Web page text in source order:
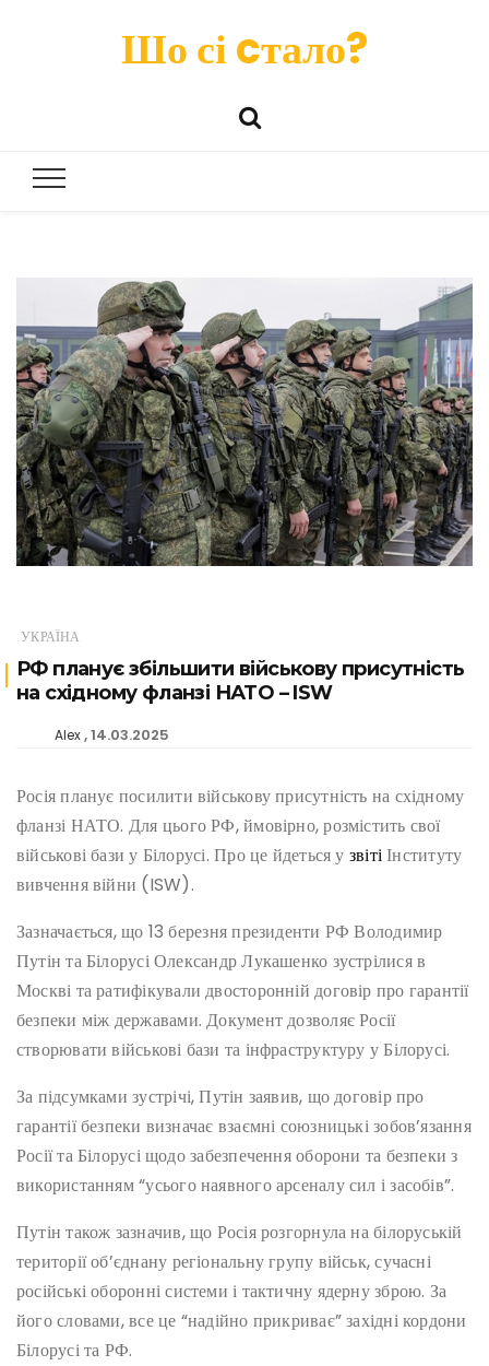
Шо сі cтало?
УКРАЇНА
РФ планує збільшити військову присутність
на східному фланзі НАТО – ISW
Alex 14.03.2025
Росія планує посилити військову присутність на східному
фланзі НАТО. Для цього РФ, ймовірно, розмістить свої
військові бази у Білорусі. Про це йдеться у звітіІнституту
вивчення війни (ISW).
Зазначається, що 13 березня президенти РФ Володимир
Путін та Білорусі Олександр Лукашенко зустрілися в
Москві та ратифікували двосторонній договір про гарантії
безпеки між державами. Документ дозволяє Росії
створювати військові бази та інфраструктуру у Білорусі.
За підсумками зустрічі, Путін заявив, що договір про
гарантії безпеки визначає взаємні союзницькі зобов’язання
Росії та Білорусі щодо забезпечення оборони та безпеки з
використанням “усього наявного арсеналу сил і засобів”.
Путін також зазначив, що Росія розгорнула на білоруській
території об’єднану регіональну групу військ, сучасні
російські оборонні системи і тактичну ядерну зброю. За
його словами, все це “надійно прикриває” західні кордони
Білорусі та РФ.